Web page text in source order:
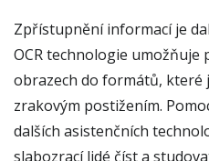
Zpřístupnění informací je
OCR technologie umožňuje
obrazech do formátů, které
zrakovým postižením.
dalších asistenčních
slabozrací lidé číst a